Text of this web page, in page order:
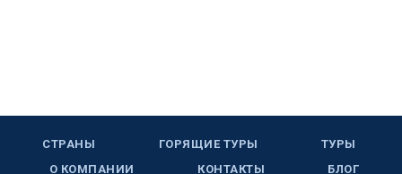
СТРАНЫ ГОРЯЩИЕ ТУРЫ
ТУРЫ
О КОМПАНИИ
КОНТАКТЫ БЛОГ